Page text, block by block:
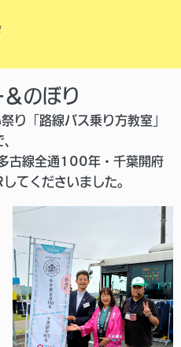
のぼり
「路線バス乗り方教室」
、
古線全通100年・千葉開府
てくださいました。